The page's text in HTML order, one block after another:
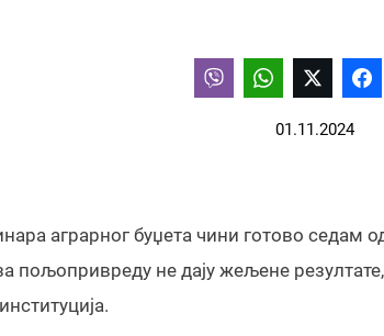
01.11.2024
аграрног буџета чини готово седам
пољопривреду не дају жељене